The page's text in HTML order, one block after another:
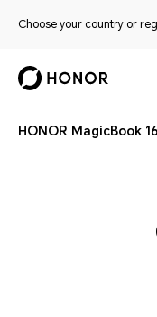
Choose your country or
HONOR MagicBook